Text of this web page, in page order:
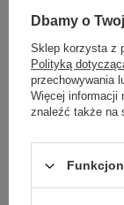
Internetowa
Hurt odzieży
sklepu
Dbamy o
Sklep korzysta z
Polityką
przechowywania
Więcej informacji
znaleźć także na